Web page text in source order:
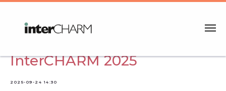
InterCHARM 2025
2025-09-24 14:30